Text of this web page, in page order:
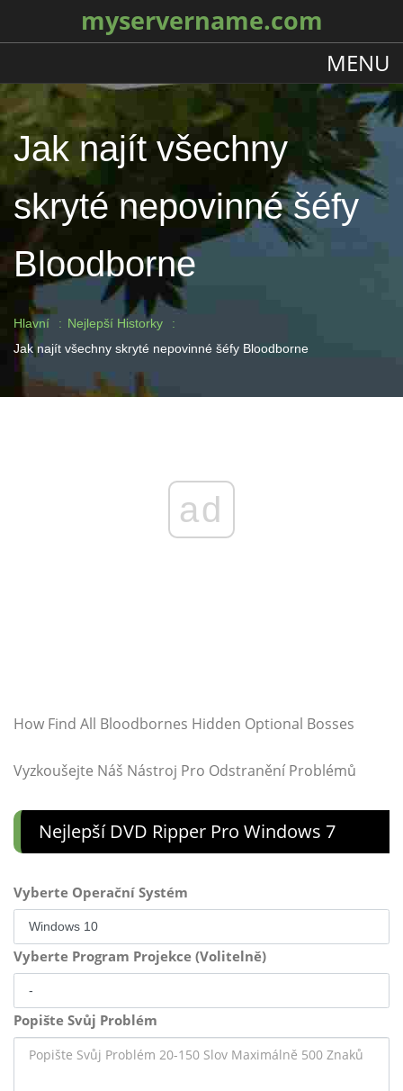
myservername.com
MENU
Jak najít všechny
skryté nepovinné šéfy
Bloodborne
Hlavní
Nejlepší Historky
Jak najít všechny skryté nepovinné šéfy Bloodborne
ad
How Find All Bloodbornes Hidden Optional Bosses
Vyzkoušejte Náš Nástroj Pro Odstranění Problémů
Nejlepší DVD Ripper Pro Windows 7
Vyberte Operační Systém
Vyberte Program Projekce (Volitelně)
Popište Svůj Problém